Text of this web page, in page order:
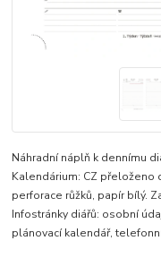
Náhradní náplň k dennímu
Kalendárium: CZ přeloženo
perforace růžků, papír bílý.
Infostránky diářů: osobní
plánovací kalendář,